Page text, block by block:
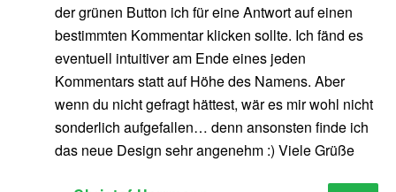
der grünen Button ich für eine Antwort auf einen
bestimmten Kommentar klicken sollte. Ich fänd es
eventuell intuitiver am Ende eines jeden
Kommentars statt auf Höhe des Namens. Aber
wenn du nicht gefragt hättest, wär es mir wohl nicht
sonderlich aufgefallen… denn ansonsten finde ich
das neue Design sehr angenehm :) Viele Grüße